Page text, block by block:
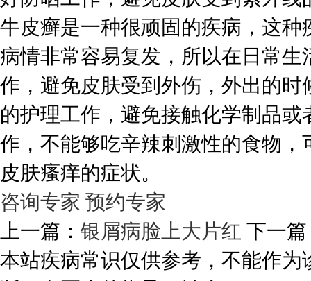
牛皮癣是一种很顽固的疾病，这
病情非常容易复发，所以在日常
作，避免皮肤受到外伤，外出的
的护理工作，避免接触化学制品
作，不能够吃辛辣刺激性的食物
皮肤瘙痒的症状。
咨询专家 预约专家
上一篇： 银屑病脸上大片红 下一
本站疾病常识仅供参考，不能作